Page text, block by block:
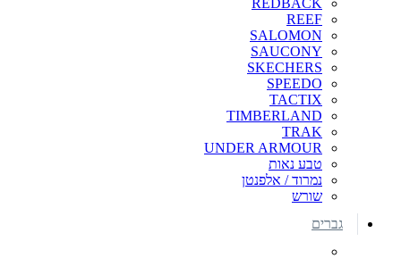
REEF
SALOMON
SAUCONY
SKECHERS
SPEEDO
TACTIX
TIMBERLAND
TRAK
UNDER ARMOUR
טבע נאות
נמרוד / אלפנטן
שורש
גברים